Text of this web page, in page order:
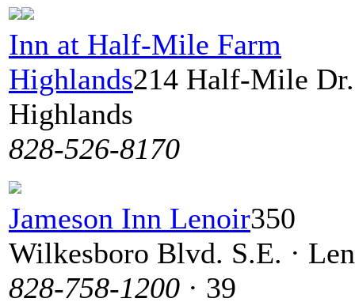
Inn at Half-Mile Farm
Highlands214 Half-Mile
Highlands
828-526-8170
Jameson Inn Lenoir350
Wilkesboro Blvd. S.E. ·
828-758-1200 · 39